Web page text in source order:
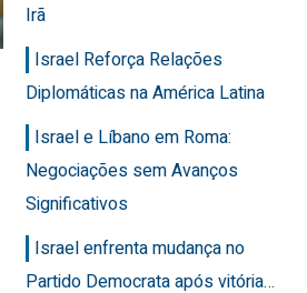
Irã
Israel Reforça Relações
Diplomáticas na América Latina
Israel e Líbano em Roma:
Negociações sem Avanços
Significativos
Israel enfrenta mudança no
Partido Democrata após vitória…